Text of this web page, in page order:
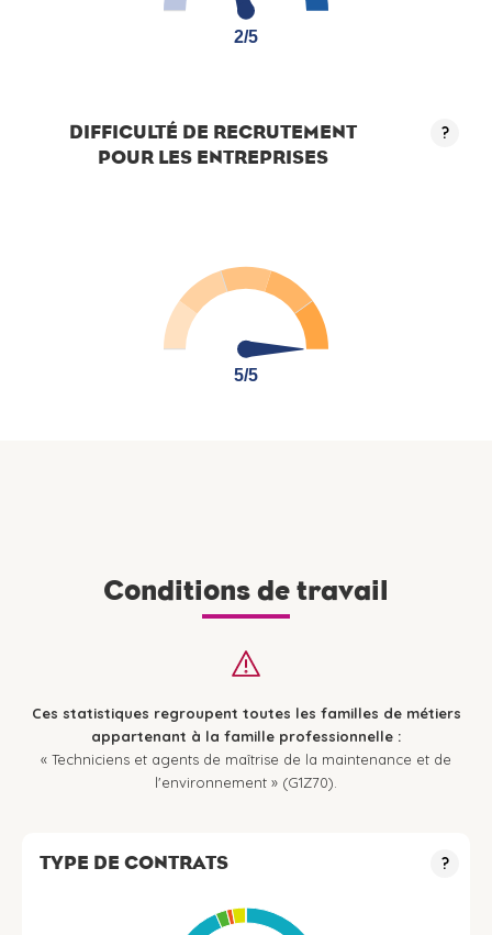
2/5
2/5
DIFFICULTÉ DE RECRUTEMENT
POUR LES ENTREPRISES
?
5/5
5/5
Conditions de travail
Ces statistiques regroupent toutes les familles de métiers
appartenant à la famille professionnelle :
« Techniciens et agents de maîtrise de la maintenance et de
l'environnement » (G1Z70).
TYPE DE CONTRATS ?